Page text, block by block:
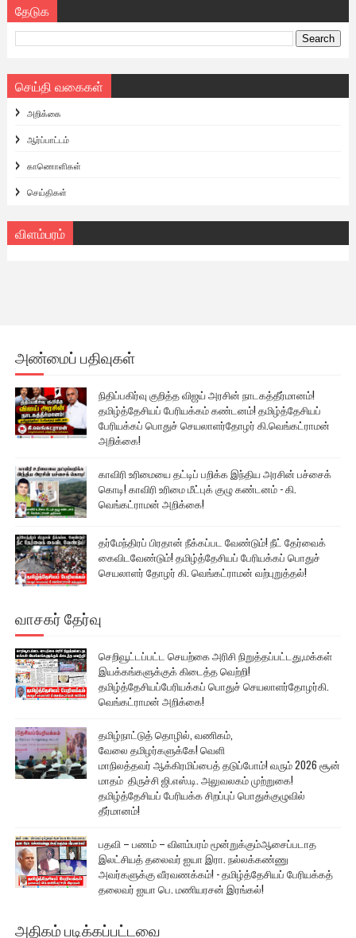
தேடுக
செய்தி வகைகள்
அறிக்கை
ஆர்ப்பாட்டம்
காணொளிகள்
செய்திகள்
விளம்பரம்
அண்மைப் பதிவுகள்
நிதிப்பகிர்வு குறித்த விஜய் அரசின் நாடகத்தீர்மானம்!
தமிழ்த்தேசியப் பேரியக்கம் கண்டனம்! தமிழ்த்தேசியப்
பேரியக்கப் பொதுச் செயலாளர்தோழர் கி.வெங்கட்ராமன்
அறிக்கை!
காவிரி உரிமையை தட்டிப் பறிக்க இந்திய அரசின் பச்சைக்
கொடி! காவிரி உரிமை மீட்புக் குழு கண்டனம் - கி.
வெங்கட்ராமன் அறிக்கை!
தர்மேந்திரப் பிரதான் நீக்கப்பட வேண்டும்! நீட் தேர்வைக்
கைவிடவேண்டும்! தமிழ்த்தேசியப் பேரியக்கப் பொதுச்
செயலாளர் தோழர் கி. வெங்கட்ராமன் வற்புறுத்தல்!
வாசகர் தேர்வு
செறிவூட்டப்பட்ட செயற்கை அரிசி நிறுத்தப்பட்டது,மக்கள்
இயக்கங்களுக்குக் கிடைத்த வெற்றி!
தமிழ்த்தேசியப்பேரியக்கப் பொதுச் செயலாளர்தோழர்கி.
வெங்கட்ராமன் அறிக்கை!
தமிழ்நாட்டுத் தொழில், வணிகம்,
வேலை தமிழர்களுக்கே! வெளி
மாநிலத்தவர் ஆக்கிரமிப்பைத் தடுப்போம்! வரும் 2026 சூன்
மாதம் திருச்சி ஜி.எஸ்.டி. அலுவலகம் முற்றுகை!
தமிழ்த்தேசியப் பேரியக்க சிறப்புப் பொதுக்குழுவில்
தீர்மானம்!
பதவி – பணம் – விளம்பரம் மூன்றுக்கும்ஆசைப்படாத
இலட்சியத் தலைவர் ஐயா இரா. நல்லக்கண்ணு
அவர்களுக்கு வீரவணக்கம்! - தமிழ்த்தேசியப் பேரியக்கத்
தலைவர் ஐயா பெ. மணியரசன் இரங்கல்!
அதிகம் படிக்கப்பட்டவை